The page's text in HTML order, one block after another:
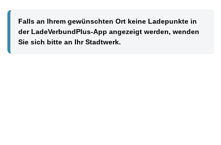
Falls an Ihrem gewünschten Ort keine Ladepunkte in
der LadeVerbundPlus-App angezeigt werden, wenden
Sie sich bitte an Ihr Stadtwerk.